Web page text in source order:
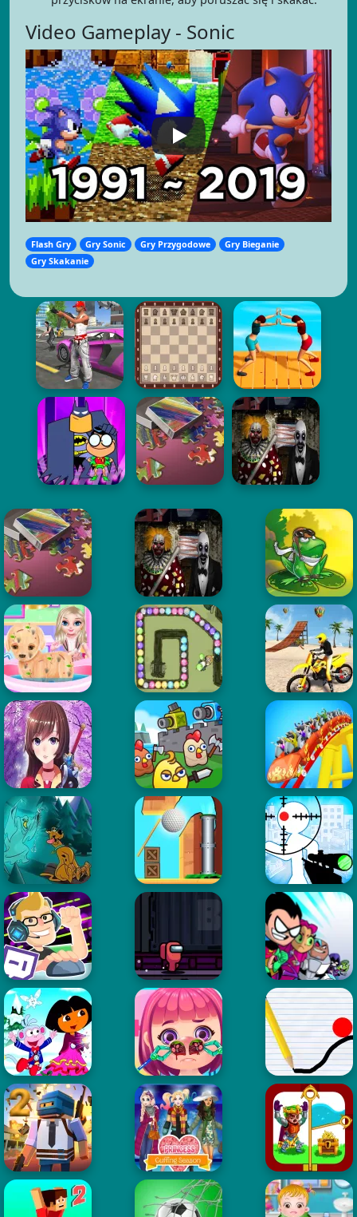
Video Gameplay - Sonic
Flash Gry Gry Sonic Gry Przygodowe
Gry Bieganie
Gry Skakanie